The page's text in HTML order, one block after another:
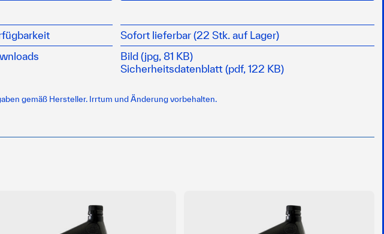
Sofort lieferbar (22 Stk. auf Lager)
Bild (jpg, 81 KB)
Sicherheitsdatenblatt (pdf, 122 KB)
gemäß Hersteller. Irrtum und Änderung vorbehalten.